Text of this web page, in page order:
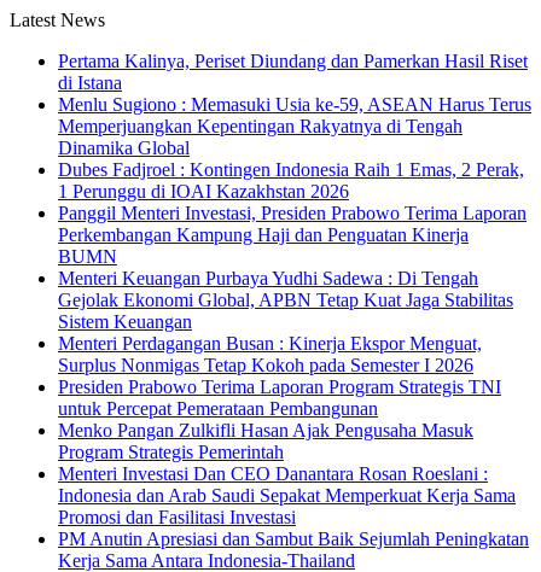
Latest News
Pertama Kalinya, Periset Diundang dan Pamerkan Hasil Riset
di Istana
Menlu Sugiono : Memasuki Usia ke-59, ASEAN Harus Terus
Memperjuangkan Kepentingan Rakyatnya di Tengah
Dinamika Global
Dubes Fadjroel : Kontingen Indonesia Raih 1 Emas, 2 Perak,
1 Perunggu di IOAI Kazakhstan 2026
Panggil Menteri Investasi, Presiden Prabowo Terima Laporan
Perkembangan Kampung Haji dan Penguatan Kinerja
BUMN
Menteri Keuangan Purbaya Yudhi Sadewa : Di Tengah
Gejolak Ekonomi Global, APBN Tetap Kuat Jaga Stabilitas
Sistem Keuangan
Menteri Perdagangan Busan : Kinerja Ekspor Menguat,
Surplus Nonmigas Tetap Kokoh pada Semester I 2026
Presiden Prabowo Terima Laporan Program Strategis TNI
untuk Percepat Pemerataan Pembangunan
Menko Pangan Zulkifli Hasan Ajak Pengusaha Masuk
Program Strategis Pemerintah
Menteri Investasi Dan CEO Danantara Rosan Roeslani :
Indonesia dan Arab Saudi Sepakat Memperkuat Kerja Sama
Promosi dan Fasilitasi Investasi
PM Anutin Apresiasi dan Sambut Baik Sejumlah Peningkatan
Kerja Sama Antara Indonesia-Thailand